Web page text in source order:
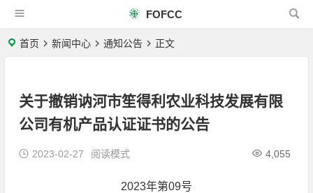
FOFCC
首页 新闻中心 通知公告 正文
关于撤销讷河市笙得利农业科技发展有限
公司有机产品认证证书的公告
2023-02-27 4,055
阅读模式
2023年第09号